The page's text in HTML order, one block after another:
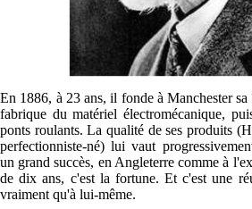
En 1886, à 23 ans, il fonde à Manchester
fabrique du matériel électromécanique,
ponts roulants. La qualité de ses produits
perfectionniste-né) lui vaut
un grand succès, en Angleterre comme à
de dix ans, c'est la fortune. Et c'est une
vraiment qu'à lui-même.